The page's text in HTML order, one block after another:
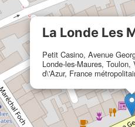
La Londe Les
Petit Casino, Avenue
Londe-les-Maures, Toulon,
d\'Azur, France